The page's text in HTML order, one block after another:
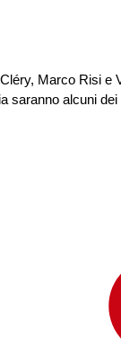
Marco Risi
saranno alcuni